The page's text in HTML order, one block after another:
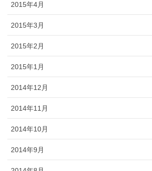
2015年4月
2015年3月
2015年2月
2015年1月
2014年12月
2014年11月
2014年10月
2014年9月